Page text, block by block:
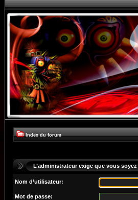
Index du forum
L’administrateur exige que vous
Nom d’utilisateur:
Mot de passe: